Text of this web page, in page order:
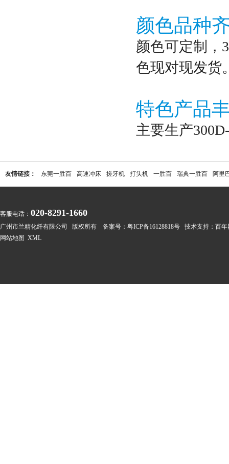
颜色品种
颜色可定制，
色现对现发货
特色产品
主要生产
友情链接： 东莞一胜百 高速冲床 搓牙机 打头机 一胜百 瑞典一胜百 阿里
客服电话： 020-8291-1660
广州市兰精化纤有限公司 版权所有 备案号： 粤ICP备16128818号 技术支持： 百年
网站地图 XML